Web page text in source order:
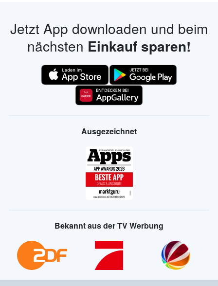
Jetzt App downloaden und beim
nächsten Einkauf sparen!
Ausgezeichnet
Bekannt aus der TV Werbung